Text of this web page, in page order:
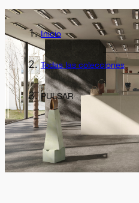
Inicio
Todas las colecciones
PULSAR